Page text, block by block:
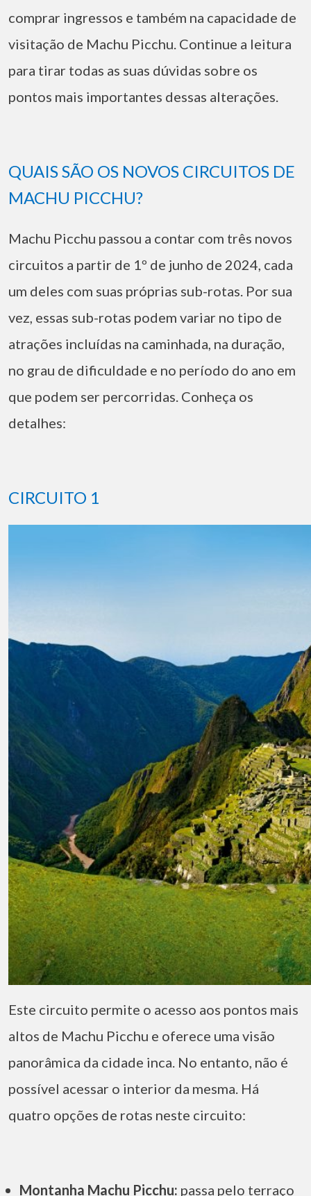
comprar ingressos e também na capacidade de
visitação de Machu Picchu. Continue a leitura
para tirar todas as suas dúvidas sobre os
pontos mais importantes dessas alterações.
QUAIS SÃO OS NOVOS CIRCUITOS DE
MACHU PICCHU?
Machu Picchu passou a contar com três novos
circuitos a partir de 1º de junho de 2024, cada
um deles com suas próprias sub-rotas. Por sua
vez, essas sub-rotas podem variar no tipo de
atrações incluídas na caminhada, na duração,
no grau de dificuldade e no período do ano em
que podem ser percorridas. Conheça os
detalhes:
CIRCUITO 1
Este circuito permite o acesso aos pontos mais
altos de Machu Picchu e oferece uma visão
panorâmica da cidade inca. No entanto, não é
possível acessar o interior da mesma. Há
quatro opções de rotas neste circuito:
Montanha Machu Picchu: passa pelo terraço